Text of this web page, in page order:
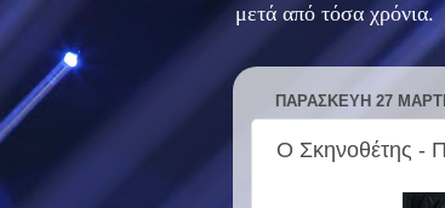
μετά από τόσα χρόνια.
ΠΑΡΑΣΚΕΥΉ 27
Ο Σκηνοθέτης -